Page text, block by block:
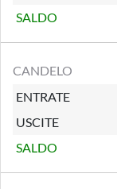
SALDO
CANDELO
ENTRATE
USCITE
SALDO